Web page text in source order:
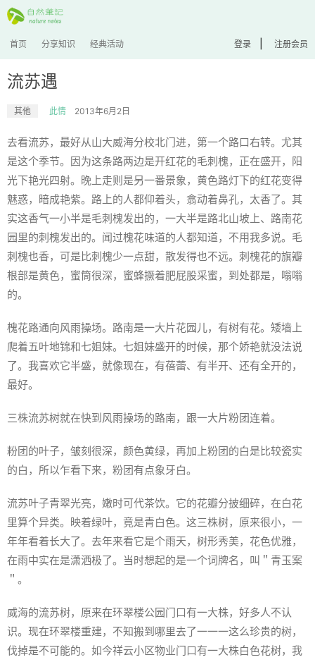
首页 分享知识 经典活动 登录 注册会员
流苏遇
其他 此情 2013年6月2日
去看流苏，最好从山大威海分校北门进，第一个路口右转。尤其
是这个季节。因为这条路两边是开红花的毛刺槐，正在盛开，阳
光下艳光四射。晚上走则是另一番景象，黄色路灯下的红花变得
魅惑，暗成艳紫。路上的人都仰着头，翕动着鼻孔，太香了。其
实这香气一小半是毛刺槐发出的，一大半是路北山坡上、路南花
园里的刺槐发出的。闻过槐花味道的人都知道，不用我多说。毛
刺槐也香，可是比刺槐少一点甜，散发得也不远。刺槐花的旗瓣
根部是黄色，蜜筒很深，蜜蜂撅着肥屁股采蜜，到处都是，嗡嗡
的。
槐花路通向风雨操场。路南是一大片花园儿，有树有花。矮墙上
爬着五叶地锦和七姐妹。七姐妹盛开的时候，那个娇艳就没法说
了。我喜欢它半盛，就像现在，有蓓蕾、有半开、还有全开的，
最好。
三株流苏树就在快到风雨操场的路南，跟一大片粉团连着。
粉团的叶子，皱刻很深，颜色黄绿，再加上粉团的白是比较瓷实
的白，所以乍看下来，粉团有点象牙白。
流苏叶子青翠光亮，嫩时可代茶饮。它的花瓣分披细碎，在白花
里算个异类。映着绿叶，竟是青白色。这三株树，原来很小，一
年年看着长大了。去年来看它是个雨天，树形秀美，花色优雅，
在雨中实在是潇洒极了。当时想起的是一个词牌名，叫＂青玉案
＂。
威海的流苏树，原来在环翠楼公园门口有一大株，好多人不认
识。现在环翠楼重建，不知搬到哪里去了一一一这么珍贵的树，
伐掉是不可能的。如今祥云小区物业门口有一大株白色花树，我